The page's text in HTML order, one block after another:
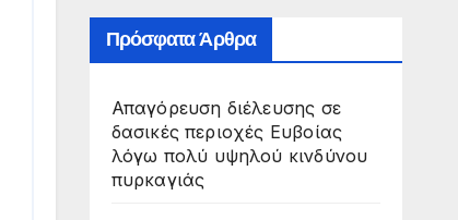
Πρόσφατα Άρθρα
Απαγόρευση διέλευσης σε
δασικές περιοχές Ευβοίας
λόγω πολύ υψηλού κινδύνου
πυρκαγιάς